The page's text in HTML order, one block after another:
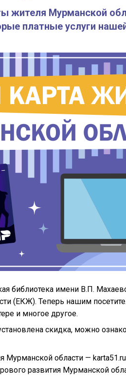
жителя Мурманской
платные услуги
библиотека имени В.П.
(ЕКЖ). Теперь нашим
и многое другое.
скидка, можно
области —
развития Мурманской